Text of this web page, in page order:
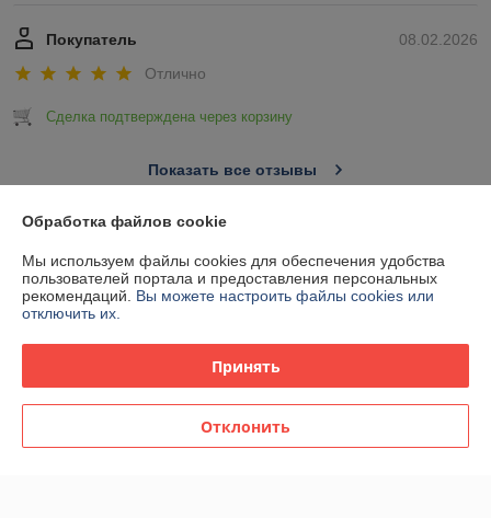
08.02.2026
Покупатель
Отлично
Сделка подтверждена через корзину
Показать все отзывы
Контакты
Доставка и оплата
Полная версия сайта
Обработка файлов cookie
Мы используем файлы cookies для обеспечения удобства
пользователей портала и предоставления персональных
рекомендаций. Вы можете настроить файлы cookies или
отключить их.
Принять
Отклонить